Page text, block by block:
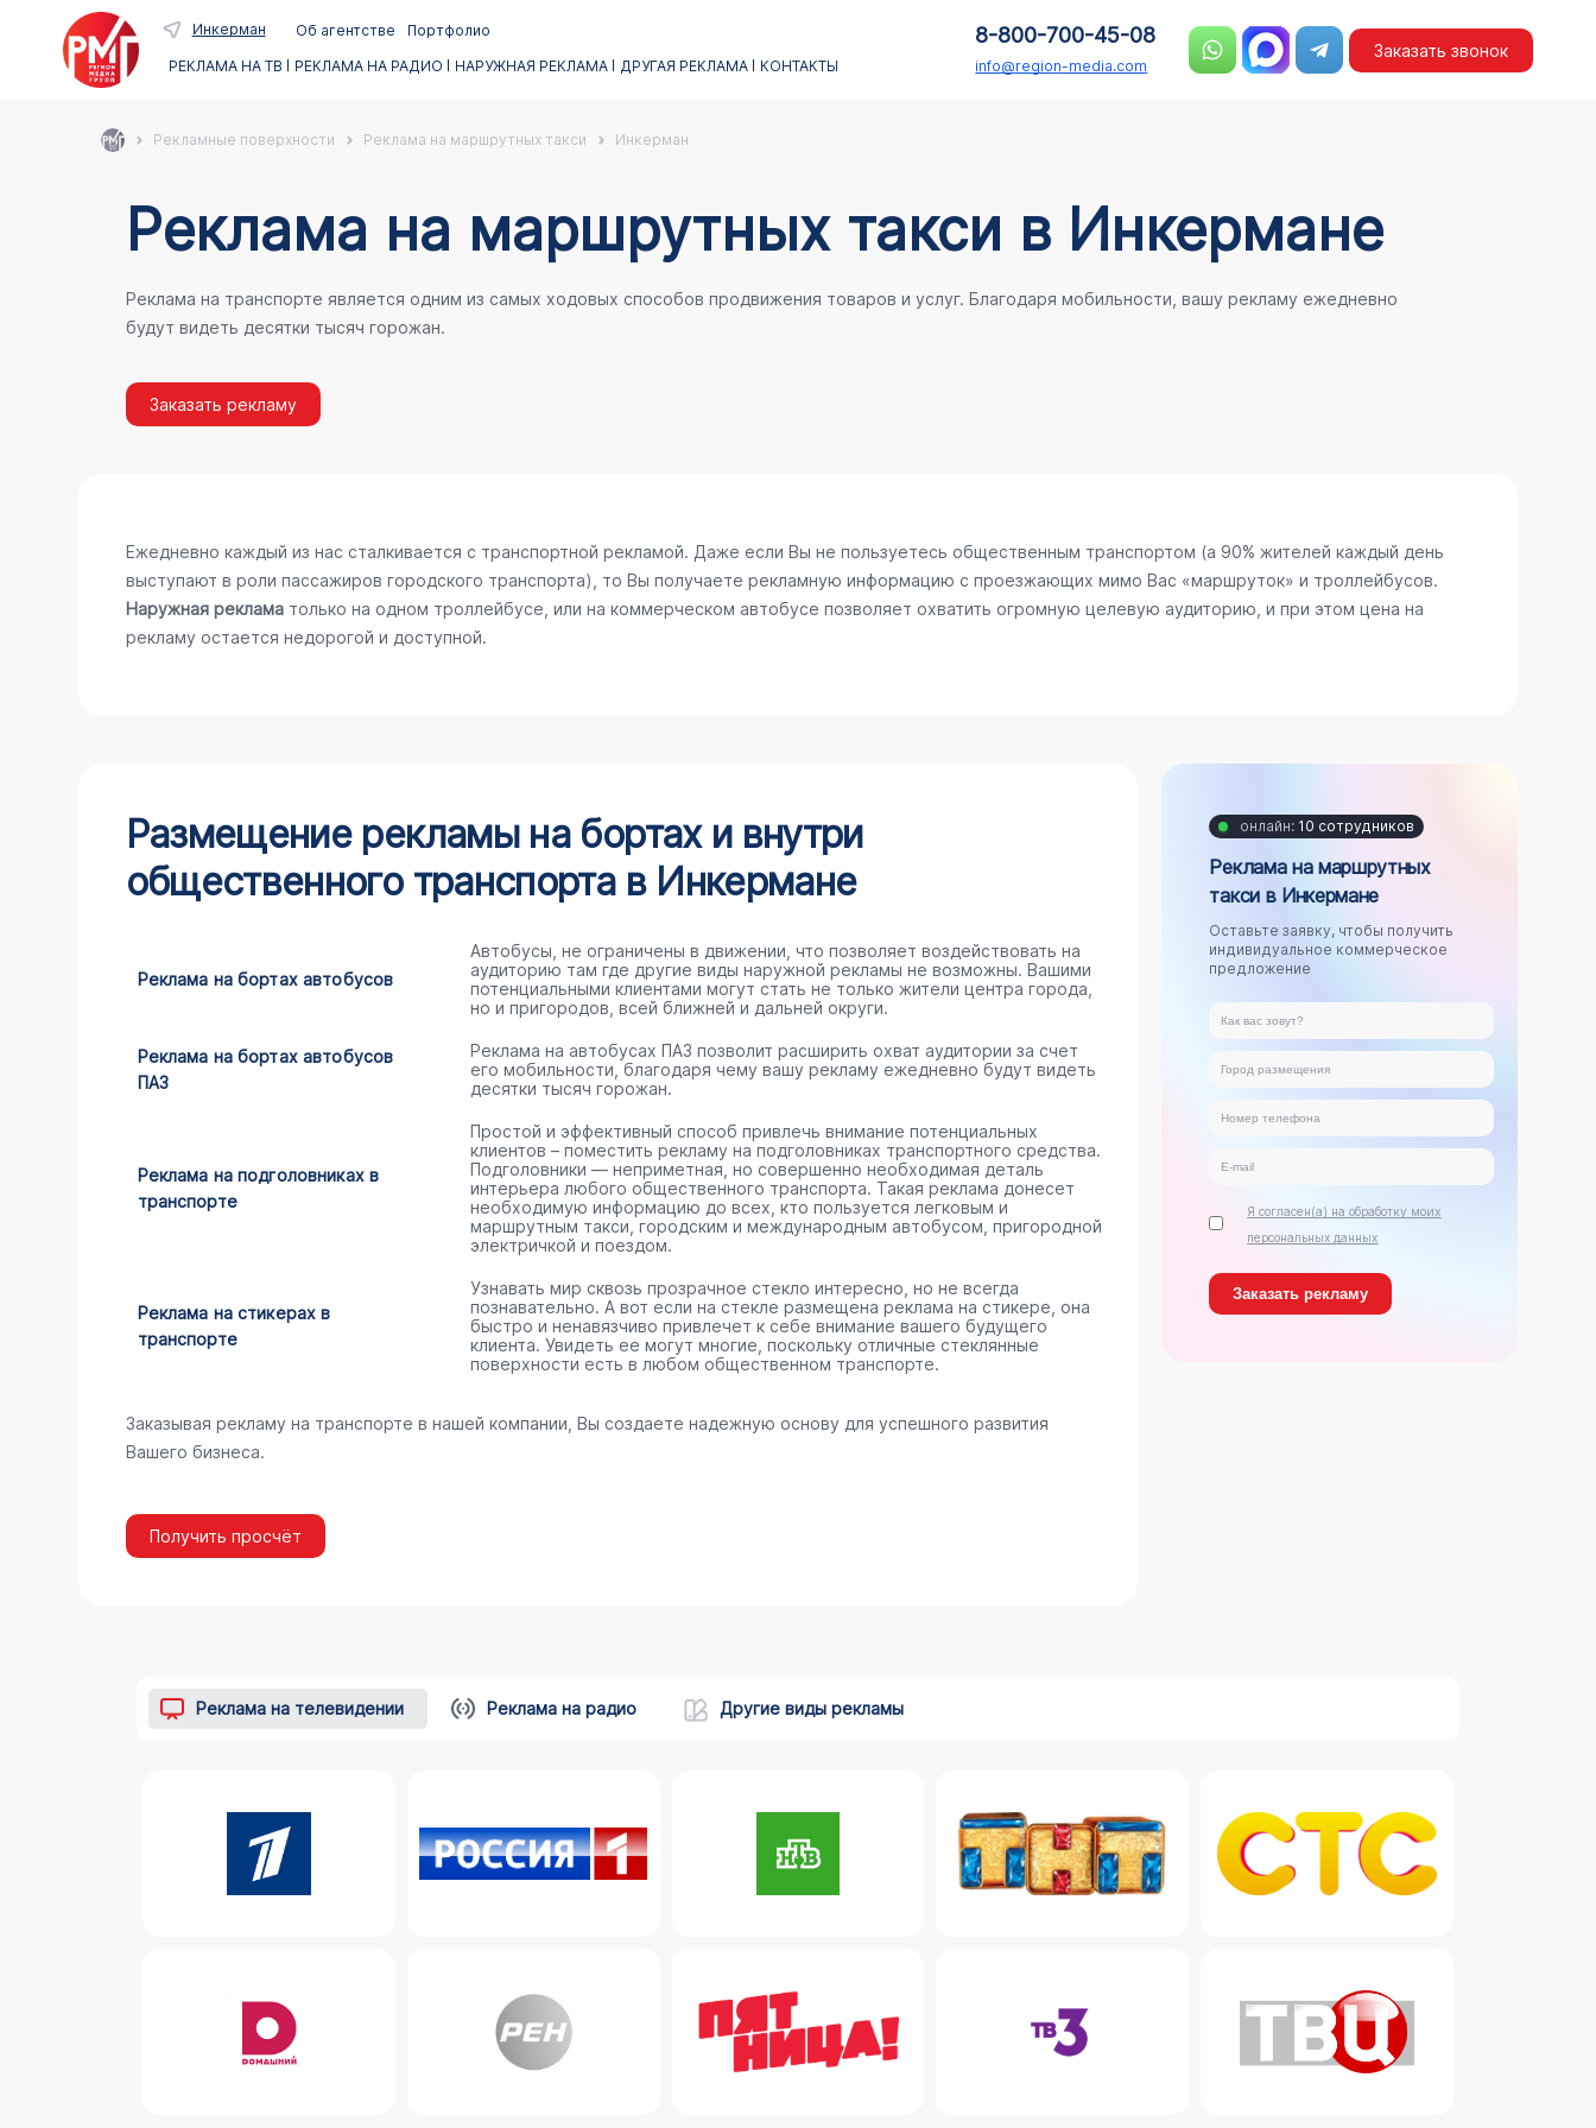
Инкерман Об агентстве
Портфолио
РЕКЛАМА НА ТВ
РЕКЛАМА НА РАДИО НАРУЖНАЯ РЕКЛАМА ДРУГАЯ РЕКЛАМА КОНТАКТЫ
8-800-700-45-08
info@region-media.com
Заказать звонок
Рекламные поверхности Реклама на маршрутных такси Инкерман
Реклама на маршрутных такси в Инкермане
Реклама на транспорте является одним из самых ходовых способов продвижения товаров и услуг. Благодаря мобильности, вашу рекламу ежедневно
будут видеть десятки тысяч горожан.
Заказать рекламу
Ежедневно каждый из нас сталкивается с транспортной рекламой. Даже если Вы не пользуетесь общественным транспортом (а 90% жителей каждый день
выступают в роли пассажиров городского транспорта), то Вы получаете рекламную информацию с проезжающих мимо Вас «маршруток» и троллейбусов.
Наружная реклама только на одном троллейбусе, или на коммерческом автобусе позволяет охватить огромную целевую аудиторию, и при этом цена на
рекламу остается недорогой и доступной.
Размещение рекламы на бортах и внутри
общественного транспорта в Инкермане
Реклама на бортах автобусов
Автобусы, не ограничены в движении, что позволяет воздействовать на
аудиторию там где другие виды наружной рекламы не возможны. Вашими
потенциальными клиентами могут стать не только жители центра города,
но и пригородов, всей ближней и дальней округи.
Реклама на бортах автобусов
ПАЗ
Реклама на автобусах ПАЗ позволит расширить охват аудитории за счет
его мобильности, благодаря чему вашу рекламу ежедневно будут видеть
десятки тысяч горожан.
Реклама на подголовниках в
транспорте
Простой и эффективный способ привлечь внимание потенциальных
клиентов – поместить рекламу на подголовниках транспортного средства.
Подголовники — неприметная, но совершенно необходимая деталь
интерьера любого общественного транспорта. Такая реклама донесет
необходимую информацию до всех, кто пользуется легковым и
маршрутным такси, городским и международным автобусом, пригородной
электричкой и поездом.
Реклама на стикерах в
транспорте
Узнавать мир сквозь прозрачное стекло интересно, но не всегда
познавательно. А вот если на стекле размещена реклама на стикере, она
быстро и ненавязчиво привлечет к себе внимание вашего будущего
клиента. Увидеть ее могут многие, поскольку отличные стеклянные
поверхности есть в любом общественном транспорте.
Заказывая рекламу на транспорте в нашей компании, Вы создаете надежную основу для успешного развития
Вашего бизнеса.
Получить просчёт
онлайн: 10 сотрудников
Реклама на маршрутных
такси в Инкермане
Оставьте заявку, чтобы получить
индивидуальное коммерческое
предложение
Я согласен(а) на обработку моих
персональных данных
Реклама на телевидении Реклама на радио Другие виды рекламы